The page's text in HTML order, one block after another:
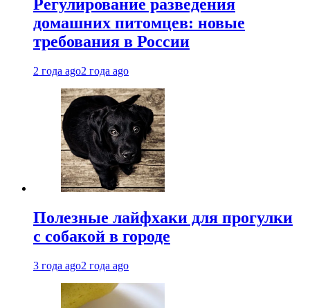
Регулирование разведения
домашних питомцев: новые
требования в России
2 года ago2 года ago
Полезные лайфхаки для прогулки
с собакой в городе
3 года ago2 года ago